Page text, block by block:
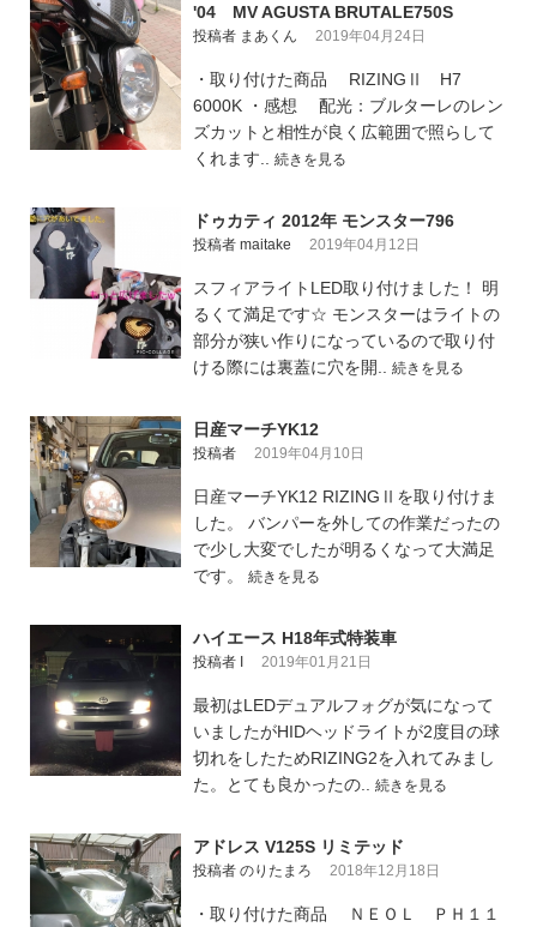
'04 MV AGUSTA BRUTALE750S
投稿者 まあくん 2019年04月24日
・取り付けた商品 RIZINGⅡ H7
6000K ・感想 配光：ブルターレのレン
ズカットと相性が良く広範囲で照らして
くれます.. 続きを見る
ドゥカティ 2012年 モンスター796
投稿者 maitake 2019年04月12日
スフィアライトLED取り付けました！ 明
るくて満足です☆ モンスターはライトの
部分が狭い作りになっているので取り付
ける際には裏蓋に穴を開.. 続きを見る
日産マーチYK12
投稿者 2019年04月10日
日産マーチYK12 RIZINGⅡを取り付けま
した。 バンパーを外しての作業だったの
で少し大変でしたが明るくなって大満足
です。 続きを見る
ハイエース H18年式特装車
投稿者 I 2019年01月21日
最初はLEDデュアルフォグが気になって
いましたがHIDヘッドライトが2度目の球
切れをしたためRIZING2を入れてみまし
た。とても良かったの.. 続きを見る
アドレス V125S リミテッド
投稿者 のりたまろ 2018年12月18日
・取り付けた商品 ＮＥＯＬ ＰＨ１１